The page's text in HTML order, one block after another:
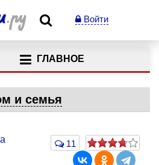
Войти
ГЛАВНОЕ
и семья
11